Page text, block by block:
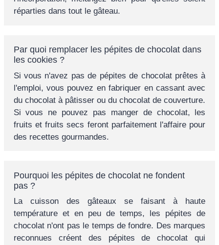
réparties dans tout le gâteau.
Par quoi remplacer les pépites de chocolat dans
les cookies ?
Si vous n'avez pas de pépites de chocolat prêtes à
l'emploi, vous pouvez en fabriquer en cassant avec
du chocolat à pâtisser ou du chocolat de couverture.
Si vous ne pouvez pas manger de chocolat, les
fruits et fruits secs feront parfaitement l'affaire pour
des recettes gourmandes.
Pourquoi les pépites de chocolat ne fondent
pas ?
La cuisson des gâteaux se faisant à haute
température et en peu de temps, les pépites de
chocolat n'ont pas le temps de fondre. Des marques
reconnues créent des pépites de chocolat qui